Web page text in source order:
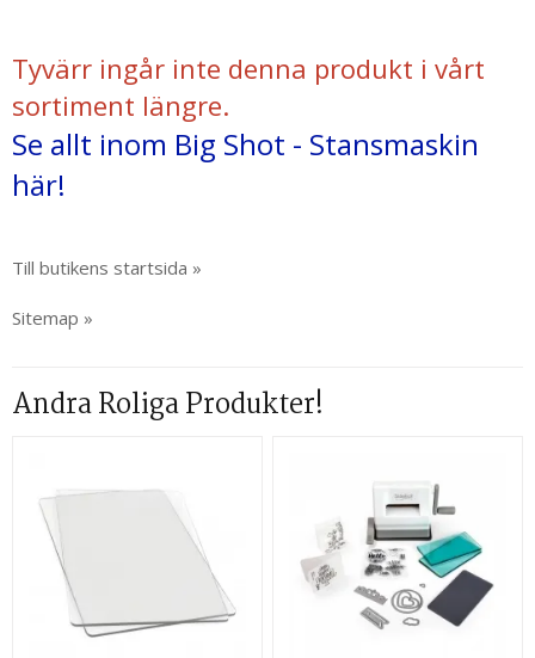
Tyvärr ingår inte denna produkt i vårt
sortiment längre.
Se allt inom Big Shot - Stansmaskin
här!
Till butikens startsida »
Sitemap »
Andra Roliga Produkter!